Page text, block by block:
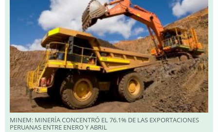
MINEM: MINERÍA CONCENTRÓ EL 76.1% DE LAS EXPORTACIONES
PERUANAS ENTRE ENERO Y ABRIL